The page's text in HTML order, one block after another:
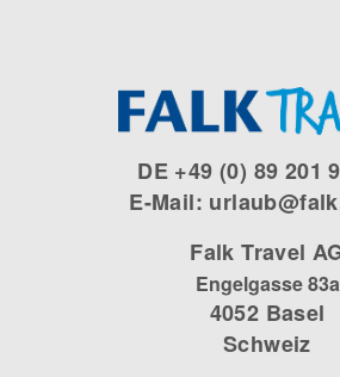
DE +49 (0) 89 201
E-Mail:
Falk Travel
Engelgasse 83a
4052 Basel
Schweiz